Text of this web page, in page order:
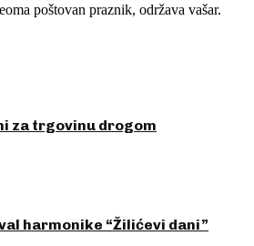
poštovan praznik, održava vašar.
za trgovinu drogom
harmonike “Žilićevi dani”